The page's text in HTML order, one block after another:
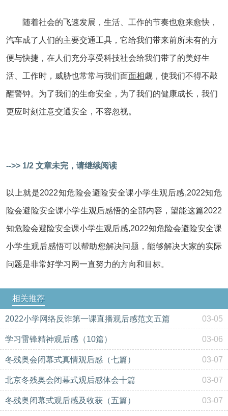
随着社会的飞速发展，生活、工作的节奏也愈来愈快，
汽车成了人们的主要交通工具，它给我们带来前所未有的方
便与快捷，在人们充分享受科技社会给我们带了的美好生
活、工作时，威胁也常常与我们面面相觑，使我们不得不敲
醒警钟。为了我们的生命安全，为了我们的健康成长，我们
更应时刻注意交通安全，不容忽视。
-->> 1/2 文章未完，请继续阅读
以上就是2022知危险会避险安全课小学生观后感,2022知危
险会避险安全课小学生观后感悟的全部内容，望能这篇2022
知危险会避险安全课小学生观后感,2022知危险会避险安全课
小学生观后感悟可以帮助您解决问题，能够解决大家的实际
问题是非常好学习网一直努力的方向和目标。
相关推荐
2022小学网络反诈第一课直播观后感范文五篇 03-05
学习雷锋精神观后感（10篇） 03-06
冬残奥会闭幕式真情观后感（七篇） 03-07
北京冬残奥会闭幕式观后感体会十篇 03-07
冬残奥闭幕式观后感及收获（五篇） 03-07